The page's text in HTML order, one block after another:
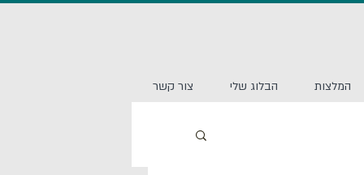
המלצות הבלוג שלי צור קשר